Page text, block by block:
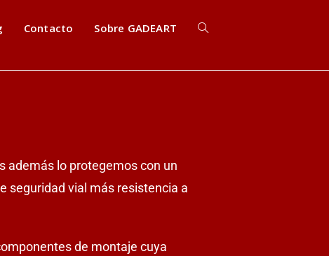
Contacto Sobre GADEART
además lo protegemos con un
seguridad vial más resistencia a
de montaje cuya